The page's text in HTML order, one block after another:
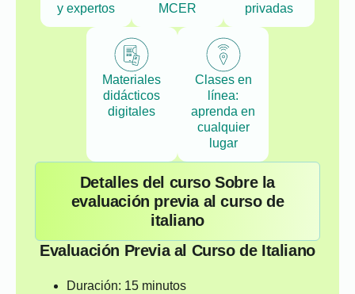
y expertos
MCER
privadas
Materiales
didácticos
digitales
Clases en
línea:
aprenda en
cualquier
lugar
Detalles del curso Sobre la
evaluación previa al curso de
italiano
Evaluación Previa al Curso de Italiano
Duración: 15 minutos